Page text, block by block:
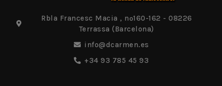
Rbla Francesc Macia , nº160-162 - 08226
Terrassa (Barcelona)
info@dcarmen.es
+34 93 785 45 93